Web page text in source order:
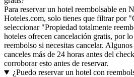
Para reservar un hotel reembolsable en
Hoteles.com, solo tienes que filtrar por
seleccionar "Propiedad totalmente
hoteles ofrecen cancelación gratis, por
reembolso si necesitas cancelar.
canceles más de 24 horas antes del
corroborar esto antes de reservar.
¿Puedo reservar un hotel con